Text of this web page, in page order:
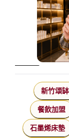
新竹頌
餐飲加盟
石墨烯床墊